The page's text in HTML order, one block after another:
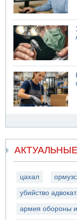
цахал
убийство
армия обороны